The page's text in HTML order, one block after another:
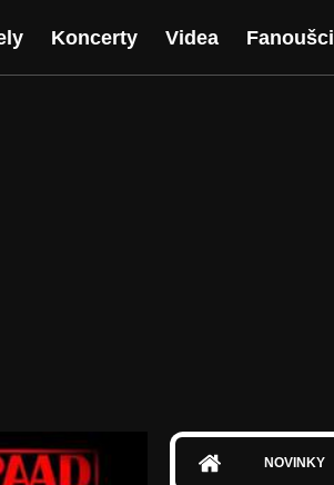
Koncerty Videa Fanoušci
NOVINKY